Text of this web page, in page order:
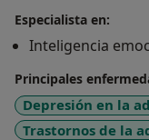
Me comprometo a
cabo un trabajo
Un abrazo fuerte
A continuación os
podáis tenerla de
Especialista en:
Inteligencia
Principales
Depresión en la
Trastornos de la